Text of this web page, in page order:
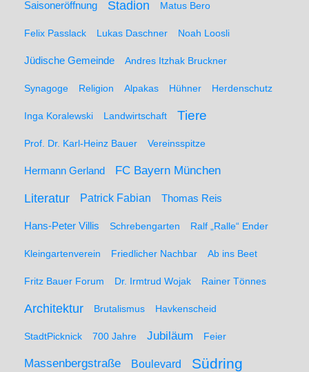
Saisoneröffnung Stadion Matus Bero
Felix Passlack Lukas Daschner Noah Loosli
Jüdische Gemeinde Andres Itzhak Bruckner
Synagoge Religion Alpakas Hühner Herdenschutz
Inga Koralewski Landwirtschaft Tiere
Prof. Dr. Karl-Heinz Bauer Vereinsspitze
Hermann Gerland FC Bayern München
Literatur Patrick Fabian Thomas Reis
Hans-Peter Villis Schrebengarten Ralf „Ralle“ Ender
Kleingartenverein Friedlicher Nachbar Ab ins Beet
Fritz Bauer Forum Dr. Irmtrud Wojak Rainer Tönnes
Architektur Brutalismus Havkenscheid
StadtPicknick 700 Jahre Jubiläum Feier
Massenbergstraße Boulevard Südring